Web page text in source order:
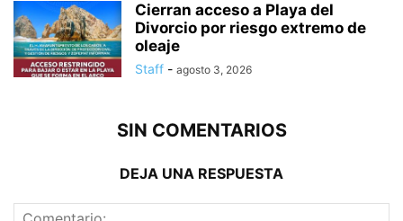
Cierran acceso a Playa del
Divorcio por riesgo extremo de
oleaje
Staff - agosto 3, 2026
SIN COMENTARIOS
DEJA UNA RESPUESTA